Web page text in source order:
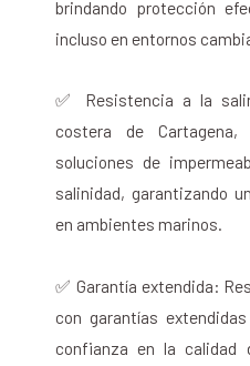
brindando protección
incluso en entornos
✅ Resistencia a la
costera de
soluciones de
salinidad, garantizando
en ambientes marinos.
✅ Garantía extendida:
con garantías
confianza en la calidad